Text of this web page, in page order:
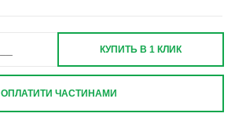
КУПИТЬ В 1 КЛИК
ОПЛАТИТИ ЧАСТИНАМИ